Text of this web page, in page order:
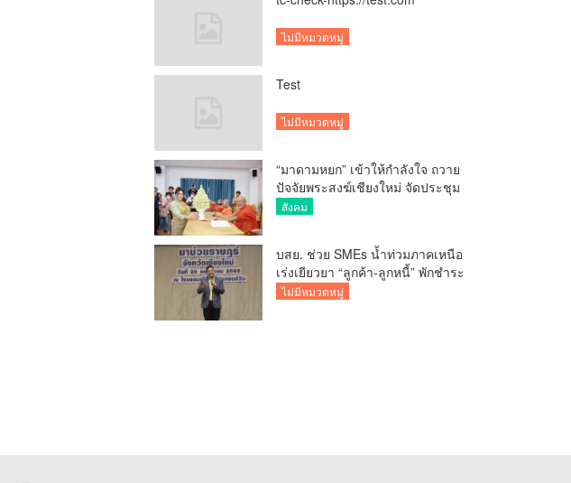
ไม่มีหมวดหมู่
Test
ไม่มีหมวดหมู่
“มาดามหยก” เข้าให้กำลังใจ ถวาย
ปัจจัยพระสงฆ์เชียงใหม่ จัดประชุม
ทำบัญชีรายรับรายจ่ายของวัด กว่า
สังคม
บสย. ช่วย SMEs น้ำท่วมภาคเหนือ
เร่งเยียวยา “ลูกค้า-ลูกหนี้” พักชำระ
ค่าธรรมเนียม-ค่างวด
ไม่มีหมวดหมู่